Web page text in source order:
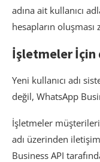
adına ait kullanıcı
hesapların oluşması
İşletmeler İçin
Yeni kullanıcı adı
değil, WhatsApp
İşletmeler
adı üzerinden
Business API